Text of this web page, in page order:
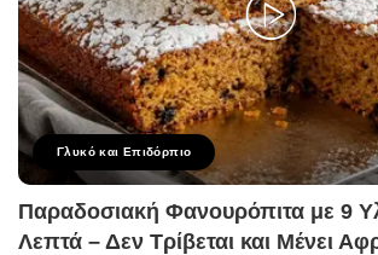
Γλυκό και Επιδόρπιο
Παραδοσιακή Φανουρόπιτα με 9
Λεπτά – Δεν Τρίβεται και Μένει